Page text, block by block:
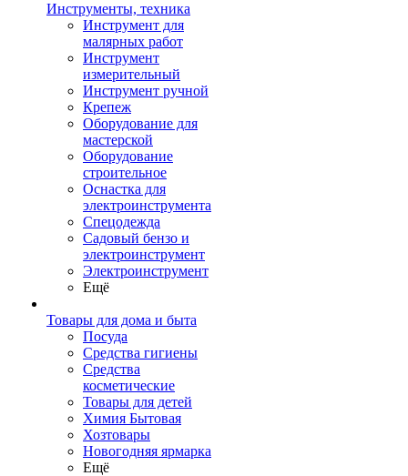
Инструменты, техника
Инструмент для
малярных работ
Инструмент
измерительный
Инструмент ручной
Крепеж
Оборудование для
мастерской
Оборудование
строительное
Оснастка для
электроинструмента
Спецодежда
Садовый бензо и
электроинструмент
Электроинструмент
Ещё
Товары для дома и быта
Посуда
Средства гигиены
Средства
косметические
Товары для детей
Химия Бытовая
Хозтовары
Новогодняя ярмарка
Ещё